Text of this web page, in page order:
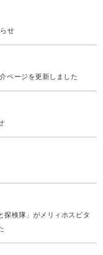
せ
ページを更新しました
探検隊」がメリィホスピタ